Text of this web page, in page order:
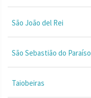
São João del Rei
São Sebastião do Paraíso
Taiobeiras